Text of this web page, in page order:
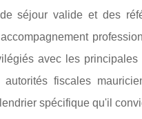
séjour valide et des
avec les
fiscales
spécifique qu'il